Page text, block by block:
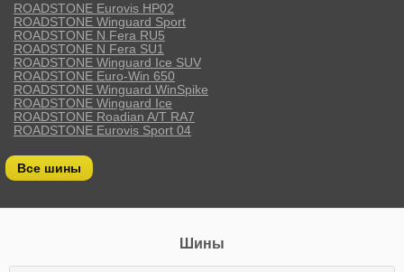
ROADSTONE Eurovis HP02
ROADSTONE Winguard Sport
ROADSTONE N Fera RU5
ROADSTONE N Fera SU1
ROADSTONE Winguard Ice SUV
ROADSTONE Euro-Win 650
ROADSTONE Winguard WinSpike
ROADSTONE Winguard Ice
ROADSTONE Roadian A/T RA7
ROADSTONE Eurovis Sport 04
Все шины
Шины